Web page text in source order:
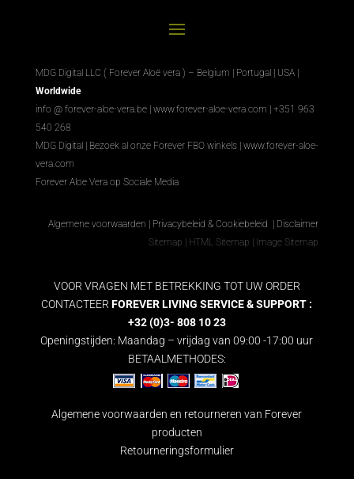
MDG Digital LLC ( Forever Aloë vera ) – Belgium | Portugal | USA |
Worldwide
info @ forever-aloe-vera.be | www.forever-aloe-vera.com | +351 963
540 268
MDG Digital| Bezoek al onze Forever FBO winkels| www.forever-aloe-
vera.com
Forever Aloe Vera op Sociale Media
Algemene voorwaarden | Privacybeleid & Cookiebeleid | Disclaimer
Sitemap | HTML Sitemap | Image Sitemap
VOOR VRAGEN MET BETREKKING TOT UW ORDER
CONTACTEERFOREVER LIVING SERVICE & SUPPORT :
+32 (0)3- 808 10 23
Openingstijden: Maandag – vrijdag van 09:00 -17:00 uur
BETAALMETHODES:
Algemene voorwaarden en retourneren van Forever
producten
Retourneringsformulier